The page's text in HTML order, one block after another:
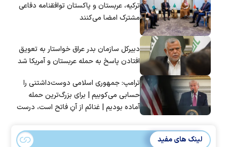
ترکیه، عربستان و پاکستان توافقنامه دفاعی
مشترک امضا می‌کنند
دبیرکل سازمان بدر عراق خواستار به تعویق
افتادن پاسخ به حمله عربستان و آمریکا شد
ترامپ: جمهوری اسلامی دوست‌داشتنی را
حسابی می‌کوبیم | برای بزرگ‌ترین حمله
آماده بودیم | غنائم از آنِ فاتح است، درست
لینک های مفید